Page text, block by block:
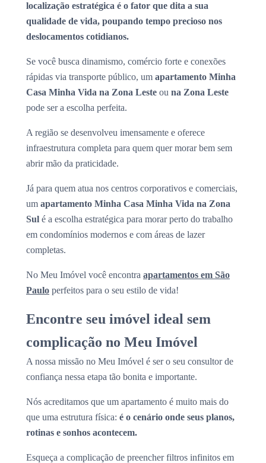
localização estratégica é o fator que dita a sua
qualidade de vida, poupando tempo precioso nos
deslocamentos cotidianos.
Se você busca dinamismo, comércio forte e conexões
rápidas via transporte público, um apartamento Minha
Casa Minha Vida na Zona Leste ou na Zona Leste
pode ser a escolha perfeita.
A região se desenvolveu imensamente e oferece
infraestrutura completa para quem quer morar bem sem
abrir mão da praticidade.
Já para quem atua nos centros corporativos e comerciais,
um apartamento Minha Casa Minha Vida na Zona
Sul é a escolha estratégica para morar perto do trabalho
em condomínios modernos e com áreas de lazer
completas.
No Meu Imóvel você encontra apartamentos em São
Paulo perfeitos para o seu estilo de vida!
Encontre seu imóvel ideal sem
complicação no Meu Imóvel
A nossa missão no Meu Imóvel é ser o seu consultor de
confiança nessa etapa tão bonita e importante.
Nós acreditamos que um apartamento é muito mais do
que uma estrutura física: é o cenário onde seus planos,
rotinas e sonhos acontecem.
Esqueça a complicação de preencher filtros infinitos em